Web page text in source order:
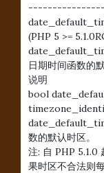
(PHP 5 >=
日期时间函数的
说明
bool
数的默认时区。
注: 自 PHP 5.1.0
果时区不合法则